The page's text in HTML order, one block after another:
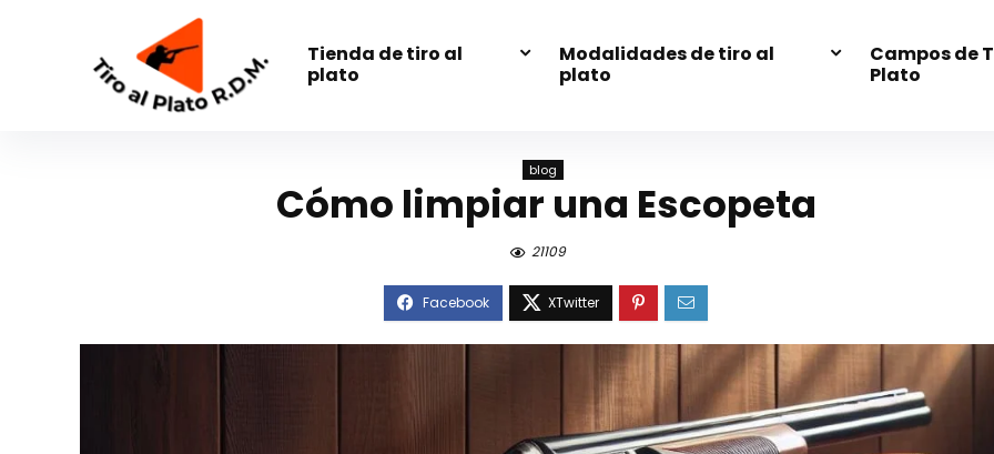
Tienda de tiro al
plato
Modalidades de tiro al
plato
Campos de
Plato
blog
Cómo limpiar una Escopeta
21109